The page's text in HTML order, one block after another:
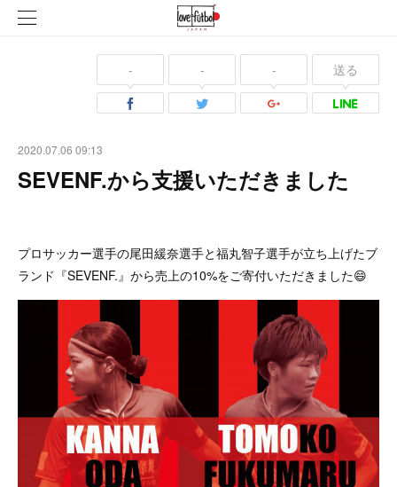
- - - 送る
2020.07.06 09:13
SEVENF.から支援いただきました
プロサッカー選手の尾田緩奈選手と福丸智子選手が立ち上げたブ
ランド『SEVENF.』から売上の10%をご寄付いただきました😄